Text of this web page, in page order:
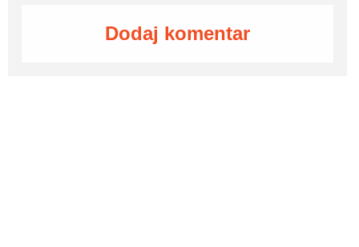
Dodaj komentar